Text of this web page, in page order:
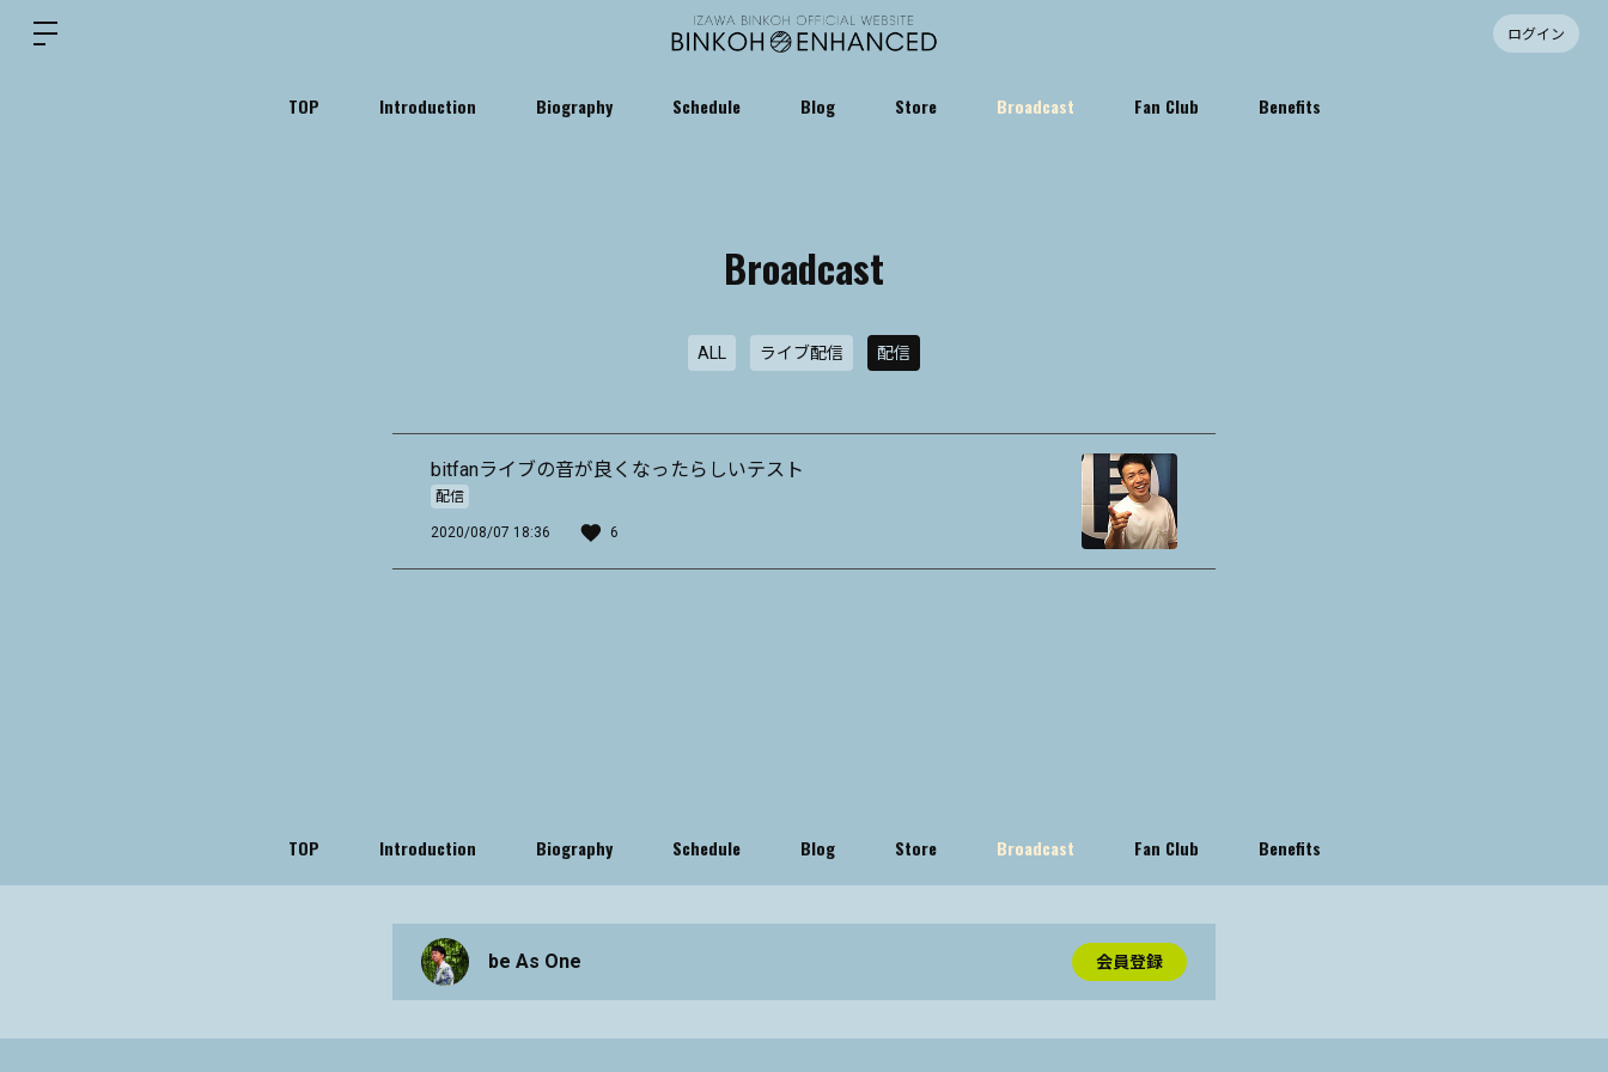
ログイン
TOP Introduction Biography Schedule Blog Store Broadcast Fan Club Benefits
Broadcast
ALL ライブ配信 配信
bitfanライブの音が良くなったらしいテスト
配信
2020/08/07 18:36 6
TOP Introduction Biography Schedule Blog Store Broadcast Fan Club Benefits
be As One 会員登録